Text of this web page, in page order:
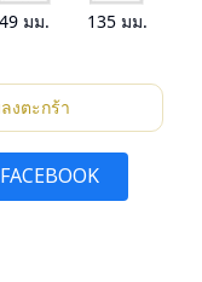
49มม. 135มม.
งตะกร้า